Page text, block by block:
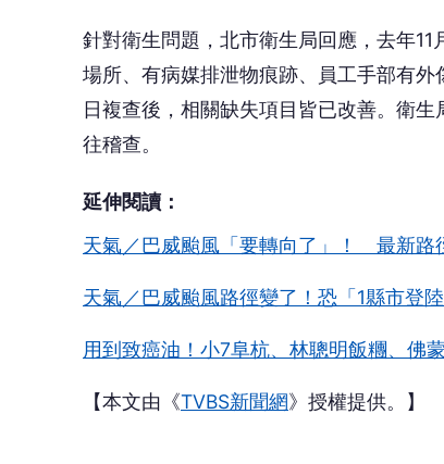
針對衛生問題，北市衛生局回應，去年
場所、有病媒排泄物痕跡、員工手部有
日複查後，相關缺失項目皆已改善。衛
往稽查。
延伸閱讀：
天氣／巴威颱風「要轉向了」！ 最新路
天氣／巴威颱風路徑變了！恐「1縣市登
用到致癌油！小7阜杭、林聰明飯糰、
【本文由《TVBS新聞網》授權提供。】